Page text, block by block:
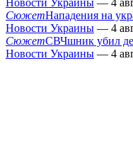
Новости Украины — 4
СюжетНападения на
Новости Украины — 4
СюжетСВЧшник убил
Новости Украины — 4